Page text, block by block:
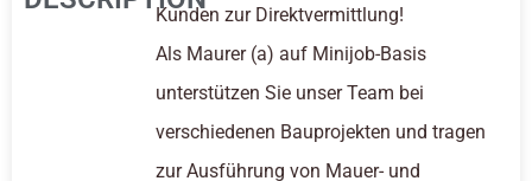
Kunden zur Direktvermittlung!
Als Maurer (a) auf Minijob-Basis
unterstützen Sie unser Team bei
verschiedenen Bauprojekten und tragen
zur Ausführung von Mauer- und